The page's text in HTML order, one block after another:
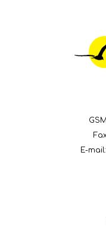
E-mail: